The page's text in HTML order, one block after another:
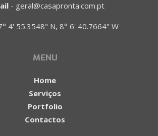
- geral@casapronta.com.pt
4' 55.3548" N, 8° 6' 40.7664" W
MENU
Home
Serviços
Portfolio
Contactos